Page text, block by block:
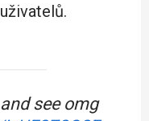
see omg